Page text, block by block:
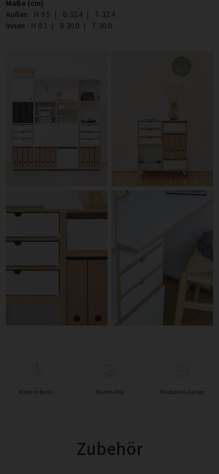
Maße (cm)
Außen
Höhe
H 9.5 | Breite
B 32.4 | Tiefe
T 32.4
Innen
Höhe
H 8.1 | Breite
B 30.0 | Tiefe
T 30.0
Made in Berlin Nachhaltig Modulares Design
Zubehör